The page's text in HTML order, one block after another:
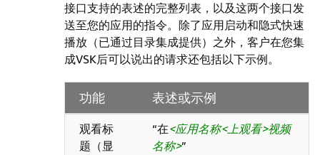
接口支持的表述的完整列表，以及这两个接口发
送至您的应用的指令。除了应用启动和隐式快速
播放（已通过目录集成提供）之外，客户在您集
成VSK后可以说出的请求还包括以下示例。
功能 表述或示例
观看标
题（显
“在 应用名称 上观看 视频
名称 ”